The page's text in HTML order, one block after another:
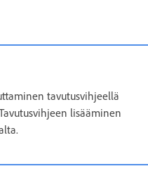
tavutusvihjeellä
lisääminen